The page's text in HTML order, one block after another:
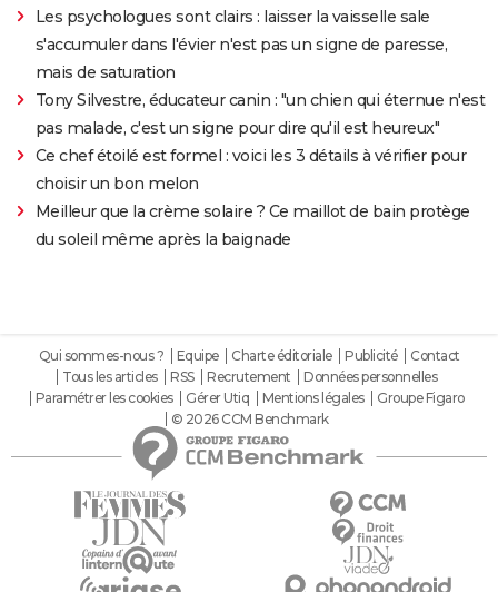
Les psychologues sont clairs : laisser la vaisselle sale
s'accumuler dans l'évier n'est pas un signe de paresse,
mais de saturation
Tony Silvestre, éducateur canin : "un chien qui éternue n'est
pas malade, c'est un signe pour dire qu'il est heureux"
Ce chef étoilé est formel : voici les 3 détails à vérifier pour
choisir un bon melon
Meilleur que la crème solaire ? Ce maillot de bain protège
du soleil même après la baignade
Qui sommes-nous ? Equipe Charte éditoriale Publicité
Contact
Tous les articles
RSS Recrutement
Données personnelles
Paramétrer les cookies
Gérer Utiq Mentions légales
Groupe Figaro
© 2026 CCM Benchmark